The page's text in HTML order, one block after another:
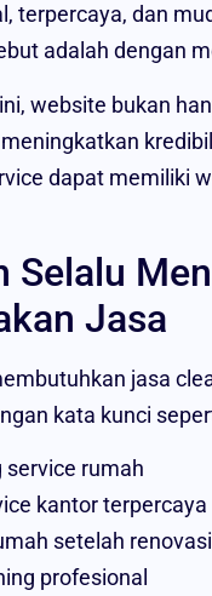
terpercaya, dan
adalah dengan
website bukan
dapat memiliki
Selalu
Jasa
jasa
kata kunci
service rumah
kantor terpercaya
setelah renovasi
profesional